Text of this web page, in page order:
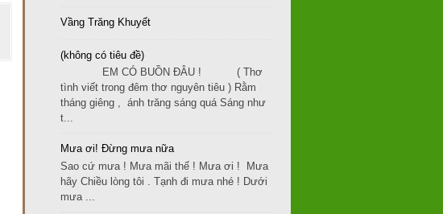
Vầng Trăng Khuyết
(không có tiêu đề)
EM CÓ BUỒN ĐÂU ! ( Thơ
tình viết trong đêm thơ nguyên tiêu ) Rằm
tháng giêng , ánh trăng sáng quá Sáng như
t...
Mưa ơi! Đừng mưa nữa
Sao cứ mưa ! Mưa mãi thế ! Mưa ơi ! Mưa
hãy Chiều lòng tôi . Tạnh đi mưa nhé ! Dưới
mưa ...